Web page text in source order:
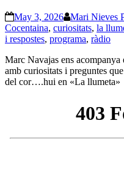
May 3, 2026 Mari Nieves
Cocentaina, curiositats, la
i respostes, programa, ràdio
Marc Navajas ens acompanya
amb curiositats i preguntes
del cor….hui en «La llumeta»